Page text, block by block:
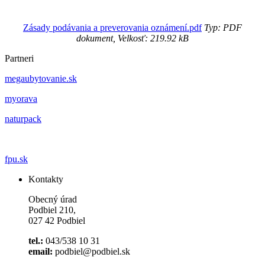
Zásady podávania a preverovania oznámení.pdfTyp: PDF
dokument, Velkosť: 219.92 kB
Partneri
megaubytovanie.sk
myorava
naturpack
fpu.sk
Kontakty
Obecný úrad
Podbiel 210,
027 42 Podbiel
tel.: 043/538 10 31
email: podbiel@podbiel.sk